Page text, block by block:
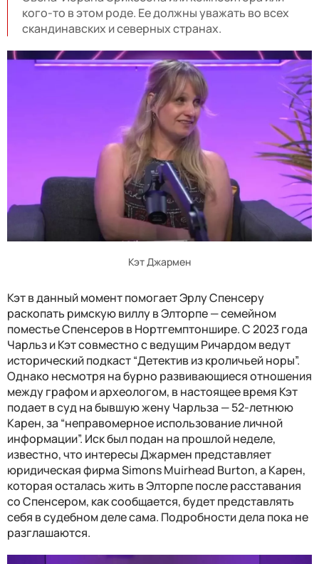
кого-то в этом роде. Ее должны уважать во всех
скандинавских и северных странах.
Кэт Джармен
Кэт в данный момент помогает Эрлу Спенсеру
раскопать римскую виллу в Элторпе — семейном
поместье Спенсеров в Нортгемптоншире. С 2023 года
Чарльз и Кэт совместно с ведущим Ричардом ведут
исторический подкаст “Детектив из кроличьей норы”.
Однако несмотря на бурно развивающиеся отношения
между графом и археологом, в настоящее время Кэт
подает в суд на бывшую жену Чарльза — 52-летнюю
Карен, за “неправомерное использование личной
информации”. Иск был подан на прошлой неделе,
известно, что интересы Джармен представляет
юридическая фирма Simons Muirhead Burton, а Карен,
которая осталась жить в Элторпе после расставания
со Спенсером, как сообщается, будет представлять
себя в судебном деле сама. Подробности дела пока не
разглашаются.